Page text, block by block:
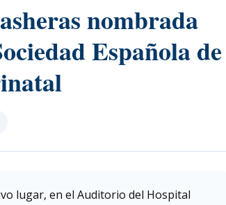
nombrada
Española de
lugar, en el Auditorio del Hospital